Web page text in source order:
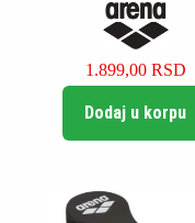
1.899,00 RSD
Dodaj u korpu